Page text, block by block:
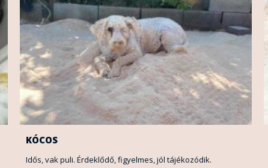
KÓCOS
Idős, vak puli. Érdeklődő, figyelmes, jól tájékozódik.